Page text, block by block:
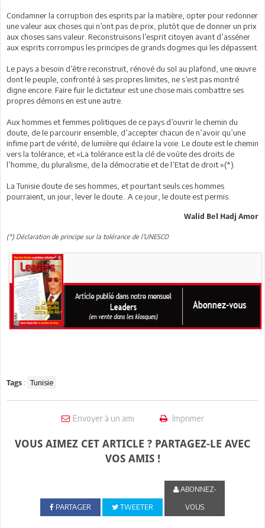
Condamner la corruption des esprits par la matière, opter pour redonner
une valeur aux choses qui n’ont pas de prix, plutôt que de donner un prix
aux choses sans valeur. Reconstruisons l’esprit citoyen avant d’asséner
aux esprits corrompus les principes de grands dogmes qui les dépassent.
Le pays a besoin d’être reconstruit, rénové du sol au plafond, une œuvre
dont le peuple, confronté à ses propres limites, ne s’est pas montré
digne encore. Faire fuir le dictateur est une chose mais combattre ses
propres démons en est une autre.
Aux hommes et femmes politiques de ce pays d’ouvrir le chemin du
doute, de le parcourir ensemble, d’accepter chacun de n’avoir qu’une
infime part de vérité, de lumière qui éclaire la voie. Le doute est le chemin
vers la tolérance, et «La tolérance est la clé de voûte des droits de
l’homme, du pluralisme, de la démocratie et de l’Etat de droit »(*).
La Tunisie doute de ses hommes, et pourtant seuls ces hommes
pourraient, un jour, lever le doute…A ce jour, le doute est permis.
Walid Bel Hadj Amor
(*) Déclaration de principe sur la tolérance de l’UNESCO
Tags : Tunisie
Envoyer à un ami Imprimer
VOUS AIMEZ CET ARTICLE ? PARTAGEZ-LE AVEC
VOS AMIS !
PARTAGER TWEETER
ABONNEZ-
VOUS